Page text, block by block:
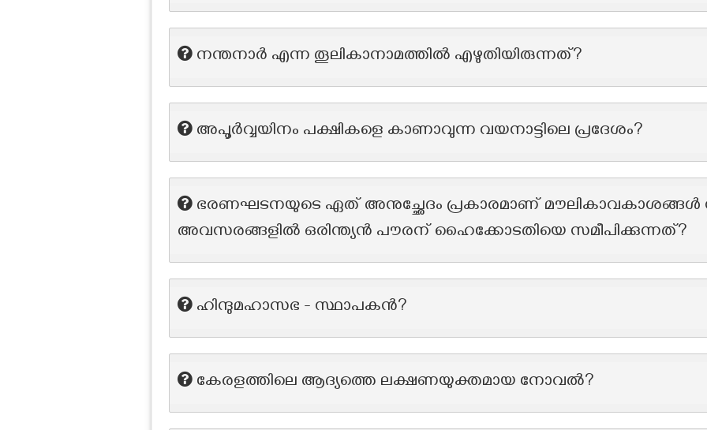
നന്തനാർ എന്ന തൂലികാനാമത്തിൽ എഴുതിയിരുന്നത്?
അപൂര്‍വ്വയിനം പക്ഷികളെ കാണാവുന്ന വയനാട്ടിലെ പ്രദേശം?
ഭരണഘടനയുടെ ഏത് അനുച്ഛേദം പ്രകാരമാണ് മൗലികാവകാശങ്ങൾ
അവസരങ്ങളിൽ ഒരിന്ത്യൻ പൗരന് ഹൈക്കോടതിയെ സമീപിക്കുന്നത്?
ഹിന്ദുമഹാസഭ - സ്ഥാപകന്‍?
കേരളത്തിലെ ആദ്യത്തെ ലക്ഷണയുക്തമായ നോവൽ?